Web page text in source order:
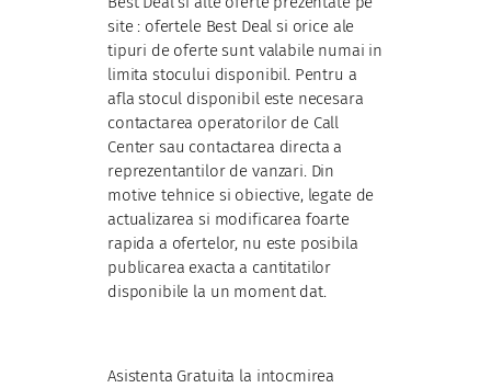
site : ofertele Best Deal si orice ale
tipuri de oferte sunt valabile numai in
limita stocului disponibil. Pentru a
afla stocul disponibil este necesara
contactarea operatorilor de Call
Center sau contactarea directa a
reprezentantilor de vanzari. Din
motive tehnice si obiective, legate de
actualizarea si modificarea foarte
rapida a ofertelor, nu este posibila
publicarea exacta a cantitatilor
disponibile la un moment dat.
Asistenta Gratuita la intocmirea